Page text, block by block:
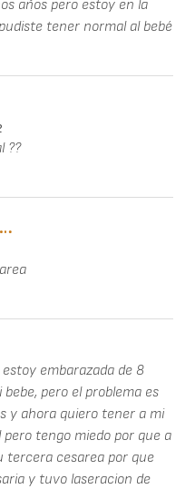
años pero estoy en la
tener normal al bebé
??
embarazada de 8
pero el problema es
y ahora quiero tener a mi
tengo miedo por que a
tercera cesarea por que
y tuvo laseracion de